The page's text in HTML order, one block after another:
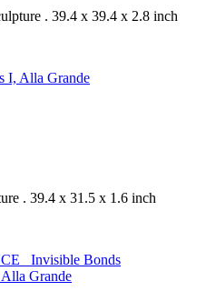
. 39.4 x 39.4 x 2.8 inch
. 39.4 x 31.5 x 1.6 inch